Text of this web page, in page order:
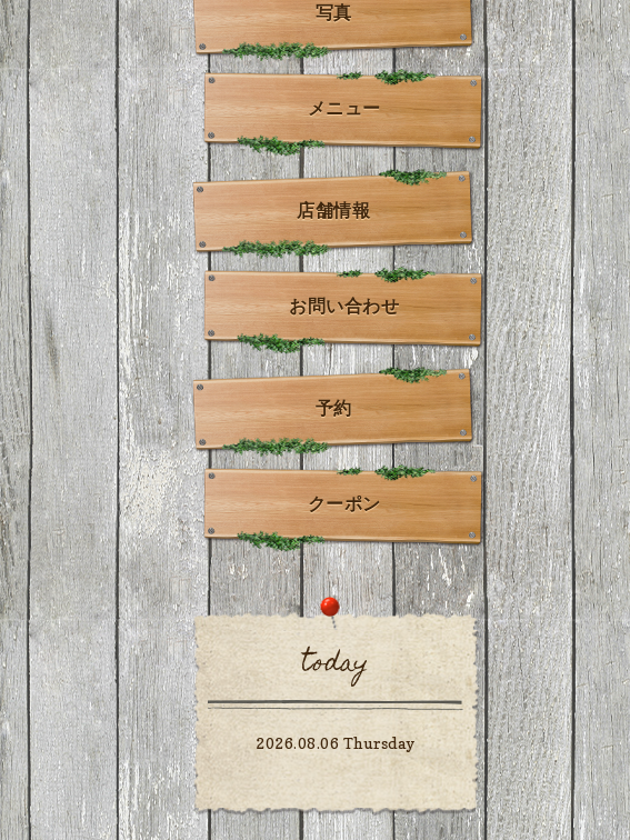
写真
メニュー
店舗情報
お問い合わせ
予約
クーポン
today
2026.08.06 Thursday